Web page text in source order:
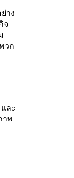
าง
จ
วก
ละ
าพ